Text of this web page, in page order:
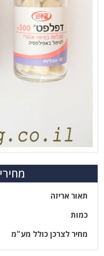
תאור אריזה
כמות
מחיר לצרכן כולל מע"מ